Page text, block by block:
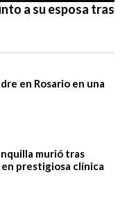
a su esposa tras
en Rosario en una
murió tras
prestigiosa clínica